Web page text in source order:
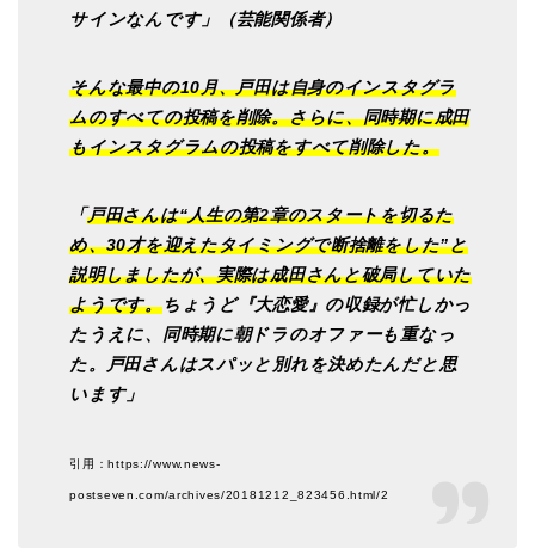
サインなんです」（芸能関係者）
そんな最中の10月、戸田は自身のインスタグラ
ムのすべての投稿を削除。さらに、同時期に成田
もインスタグラムの投稿をすべて削除した。
「戸田さんは“人生の第2章のスタートを切るた
め、30才を迎えたタイミングで断捨離をした”と
説明しましたが、実際は成田さんと破局していた
ようです。ちょうど『大恋愛』の収録が忙しかっ
たうえに、同時期に朝ドラのオファーも重なっ
た。戸田さんはスパッと別れを決めたんだと思
います」
引用：https://www.news-
postseven.com/archives/20181212_823456.html/2